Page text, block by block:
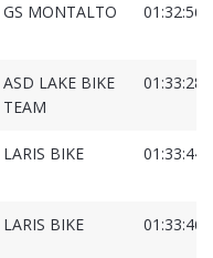
GS MONTALTO
ASD LAKE BIKE
TEAM
LARIS BIKE
LARIS BIKE